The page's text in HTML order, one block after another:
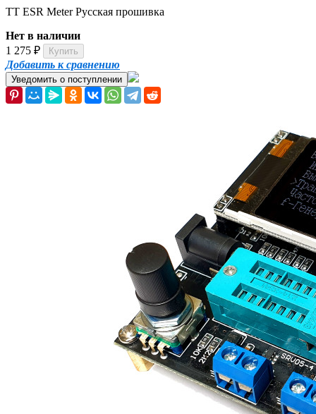
TT ESR Meter Русская прошивка
Нет в наличии
1 275 ₽
Добавить к сравнению
Уведомить о поступлении